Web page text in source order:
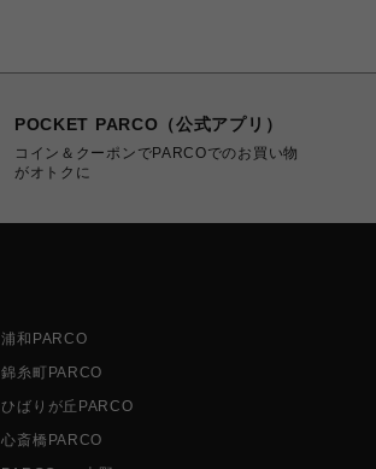
POCKET PARCO（公式アプリ）
コイン＆クーポンでPARCOでのお買い物
がオトクに
浦和PARCO
錦糸町PARCO
ひばりが丘PARCO
心斎橋PARCO